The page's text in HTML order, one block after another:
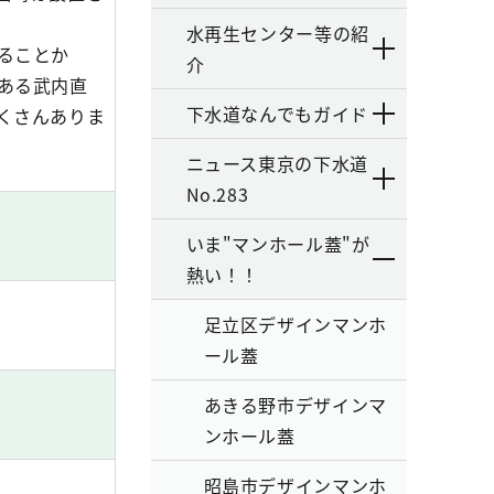
ことか
る武内直
さんありま
水再生センター等の紹
介
下水道なんでもガイド
ニュース東京の下水道
No.283
いま"マンホール蓋"が
熱い！！
足立区デザインマンホ
ール蓋
あきる野市デザインマ
ンホール蓋
昭島市デザインマンホ